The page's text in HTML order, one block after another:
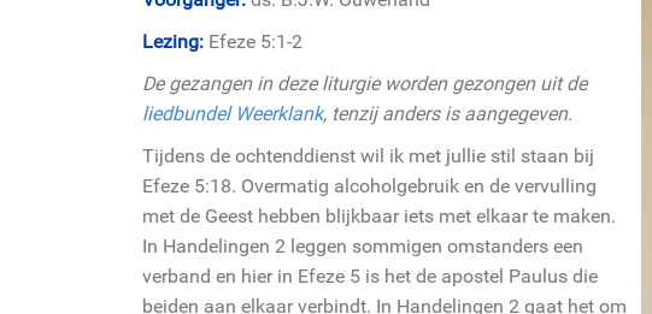
Lezing: Efeze 5:1-2
De gezangen in deze liturgie worden gezongen uit de
liedbundel Weerklank, tenzij anders is aangegeven.
Tijdens de ochtenddienst wil ik met jullie stil staan bij
Efeze 5:18. Overmatig alcoholgebruik en de vervulling
met de Geest hebben blijkbaar iets met elkaar te maken.
In Handelingen 2 leggen sommigen omstanders een
verband en hier in Efeze 5 is het de apostel Paulus die
beiden aan elkaar verbindt. In Handelingen 2 gaat het om